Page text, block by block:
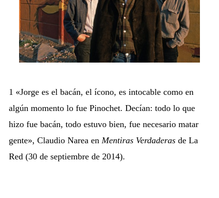
1 «Jorge es el bacán, el ícono, es intocable como en
algún momento lo fue Pinochet. Decían: todo lo que
hizo fue bacán, todo estuvo bien, fue necesario matar
gente», Claudio Narea en Mentiras Verdaderasde La
Red (30 de septiembre de 2014).